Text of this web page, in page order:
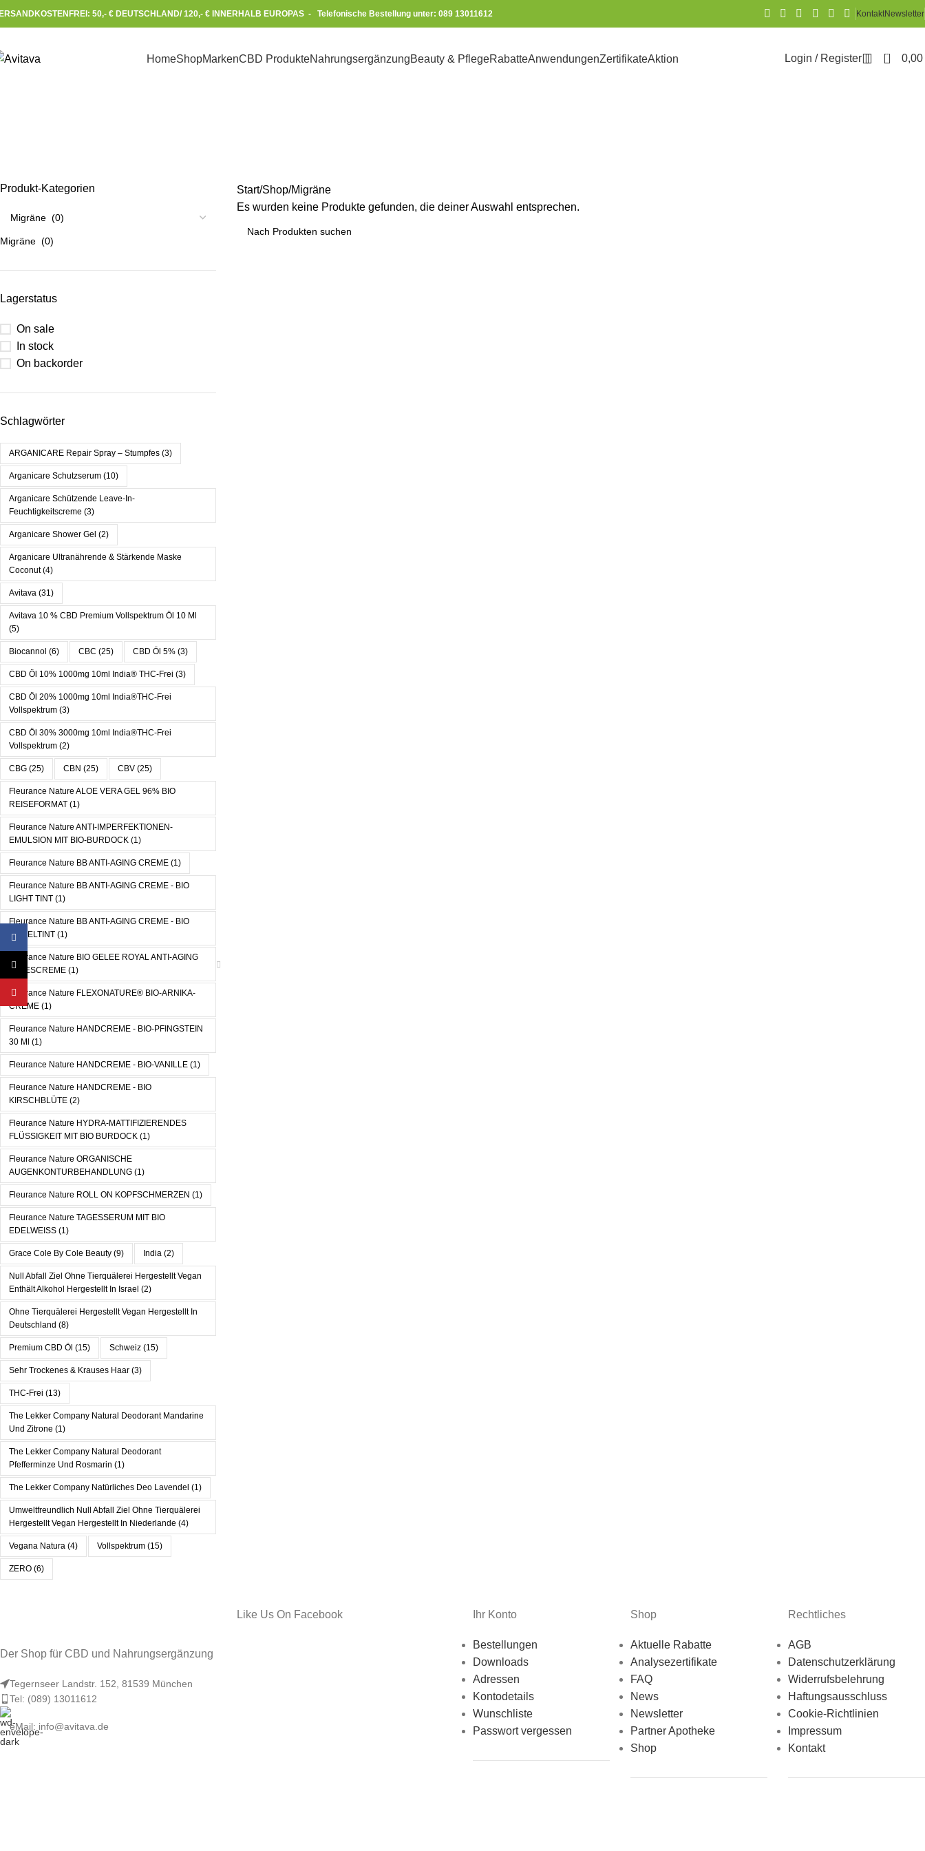
50,- € DEUTSCHLAND/ 120,- € INNERHALB EUROPAS - Telefonische Bestellung unter: 089 13011612 KontaktNewsletter
HomeShopMarkenCBD ProdukteNahrungsergänzungBeauty & PflegeRabatteAnwendungenZertifikateAktion Login / Register 0 0,00
Produkt-Kategorien
Migräne (0)
Lagerstatus
On sale
In stock
On backorder
Schlagwörter
ARGANICARE Repair Spray – Stumpfes (3)
Arganicare Schutzserum (10)
Arganicare Schützende Leave-In-
Feuchtigkeitscreme (3)
Arganicare Shower Gel (2)
Arganicare Ultranährende & Stärkende Maske
Coconut(4)
Avitava (31)
Avitava 10 % CBD Premium Vollspektrum Öl 10 Ml
(5)
Biocannol (6) CBC (25) CBD Öl 5% (3)
CBD Öl 10% 1000mg 10ml India® THC-Frei (3)
CBD Öl 20% 1000mg 10ml India®THC-Frei
Vollspektrum (3)
CBD Öl 30% 3000mg 10ml India®THC-Frei
Vollspektrum (2)
CBG (25) CBN (25) CBV (25)
Fleurance Nature ALOE VERA GEL 96% BIO
REISEFORMAT (1)
Fleurance Nature ANTI-IMPERFEKTIONEN-
EMULSION MIT BIO-BURDOCK (1)
Fleurance Nature BB ANTI-AGING CREME (1)
Fleurance Nature BB ANTI-AGING CREME - BIO
LIGHT TINT (1)
Fleurance Nature BB ANTI-AGING CREME - BIO
MITTELTINT (1)
Fleurance Nature BIO GELEE ROYAL ANTI-AGING
TAGESCREME (1)
Fleurance Nature FLEXONATURE® BIO-ARNIKA-
CREME (1)
Fleurance Nature HANDCREME - BIO-PFINGSTEIN
30 Ml (1)
Fleurance Nature HANDCREME - BIO-VANILLE (1)
Fleurance Nature HANDCREME - BIO
KIRSCHBLÜTE (2)
Fleurance Nature HYDRA-MATTIFIZIERENDES
FLÜSSIGKEIT MIT BIO BURDOCK (1)
Fleurance Nature ORGANISCHE
AUGENKONTURBEHANDLUNG (1)
Fleurance Nature ROLL ON KOPFSCHMERZEN (1)
Fleurance Nature TAGESSERUM MIT BIO
EDELWEISS (1)
Grace Cole By Cole Beauty (9) India (2)
Null Abfall Ziel Ohne Tierquälerei Hergestellt Vegan
Enthält Alkohol Hergestellt In Israel (2)
Ohne Tierquälerei Hergestellt Vegan Hergestellt In
Deutschland (8)
Premium CBD Öl (15) Schweiz (15)
Sehr Trockenes & Krauses Haar (3)
THC-Frei (13)
The Lekker Company Natural Deodorant Mandarine
Und Zitrone (1)
The Lekker Company Natural Deodorant
Pfefferminze Und Rosmarin (1)
The Lekker Company Natürliches Deo Lavendel (1)
Umweltfreundlich Null Abfall Ziel Ohne Tierquälerei
Hergestellt Vegan Hergestellt In Niederlande (4)
Vegana Natura (4) Vollspektrum (15)
ZERO (6)
Start Shop Migräne
Es wurden keine Produkte gefunden, die deiner Auswahl entsprechen.
Der Shop für CBD und Nahrungsergänzung
Tegernseer Landstr. 152, 81539 München
Tel: (089) 13011612
eMail: info@avitava.de
Like Us On Facebook Ihr Konto
Bestellungen
Downloads
Adressen
Kontodetails
Wunschliste
Passwort vergessen
Shop
Aktuelle Rabatte
Analysezertifikate
FAQ
News
Newsletter
Partner Apotheke
Shop
Rechtliches
AGB
Datenschutzerklärung
Widerrufsbelehrung
Haftungsausschluss
Cookie-Richtlinien
Impressum
Kontakt
Facebook
X
YouTube